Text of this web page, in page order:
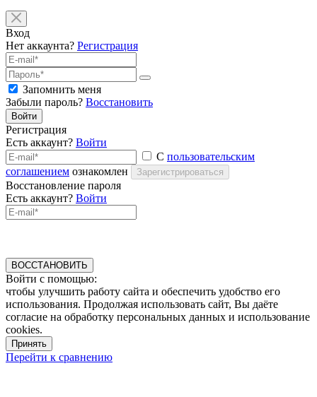
Вход
Нет аккаунта? Регистрация
Запомнить меня
Забыли пароль? Восстановить
Войти
Регистрация
Есть аккаунт? Войти
С пользовательским
соглашением ознакомлен Зарегистрироваться
Восстановление пароля
Есть аккаунт? Войти
ВОССТАНОВИТЬ
Войти с помощью:
чтобы улучшить работу сайта и обеспечить удобство его
использования. Продолжая использовать сайт, Вы даёте
согласие на обработку персональных данных и использование
cookies.
Принять
Перейти к сравнению